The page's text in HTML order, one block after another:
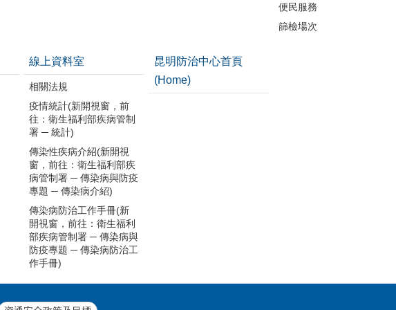
便民服務
篩檢場次
線上資料室
相關法規
疫情統計(新開視窗，前
往：衛生福利部疾病管制
署 ─ 統計)
傳染性疾病介紹(新開視
窗，前往：衛生福利部疾
病管制署 ─ 傳染病與防疫
專題 ─ 傳染病介紹)
傳染病防治工作手冊(新
開視窗，前往：衛生福利
部疾病管制署 ─ 傳染病與
防疫專題 ─ 傳染病防治工
作手冊)
昆明防治中心首頁
(Home)